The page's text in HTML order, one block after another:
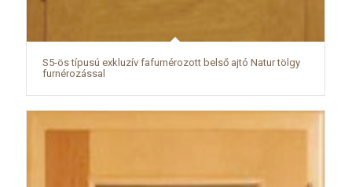
S5-ös típusú exkluzív fafurnérozott belső ajtó Natur tölgy
furnérozással